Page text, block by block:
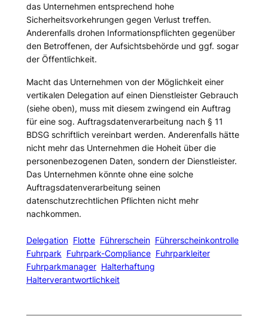
das Unternehmen entsprechend hohe
Sicherheitsvorkehrungen gegen Verlust treffen.
Anderenfalls drohen Informationspflichten gegenüber
den Betroffenen, der Aufsichtsbehörde und ggf. sogar
der Öffentlichkeit.
Macht das Unternehmen von der Möglichkeit einer
vertikalen Delegation auf einen Dienstleister Gebrauch
(siehe oben), muss mit diesem zwingend ein Auftrag
für eine sog. Auftragsdatenverarbeitung nach § 11
BDSG schriftlich vereinbart werden. Anderenfalls hätte
nicht mehr das Unternehmen die Hoheit über die
personenbezogenen Daten, sondern der Dienstleister.
Das Unternehmen könnte ohne eine solche
Auftragsdatenverarbeitung seinen
datenschutzrechtlichen Pflichten nicht mehr
nachkommen.
Delegation Flotte Führerschein Führerscheinkontrolle
Fuhrpark Fuhrpark-Compliance Fuhrparkleiter
Fuhrparkmanager Halterhaftung
Halterverantwortlichkeit